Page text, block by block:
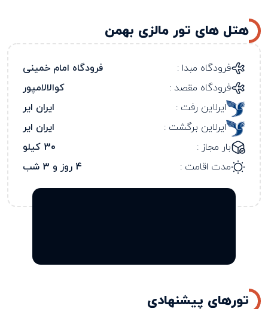
هتل های تور مالزی بهمن
فرودگاه مبدا :
فرودگاه امام خمینی
فرودگاه مقصد :
کوالالامپور
ایرلاین رفت :
ایران ایر
ایرلاین برگشت :
ایران ایر
بار مجاز :
30 کیلو
مدت اقامت :
4 روز و 3 شب
تورهای پیشنهادی